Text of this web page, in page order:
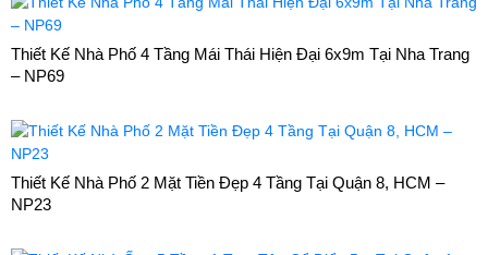
Thiết Kế Nhà Phố 4 Tầng Mái Thái Hiện Đại 6x9m Tại Nha Trang
– NP69
Thiết Kế Nhà Phố 2 Mặt Tiền Đẹp 4 Tầng Tại Quận 8, HCM –
NP23